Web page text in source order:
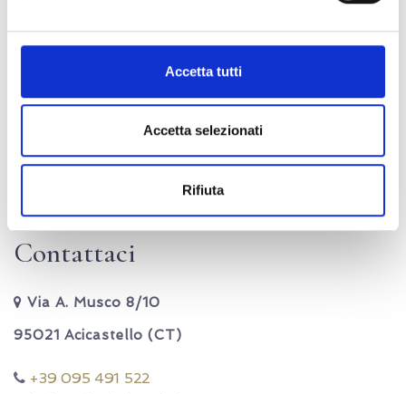
Accetta tutti
Accetta selezionati
Rifiuta
Blue suite
Contattaci
Via A. Musco 8/10
95021 Acicastello (CT)
+39 095 491 522